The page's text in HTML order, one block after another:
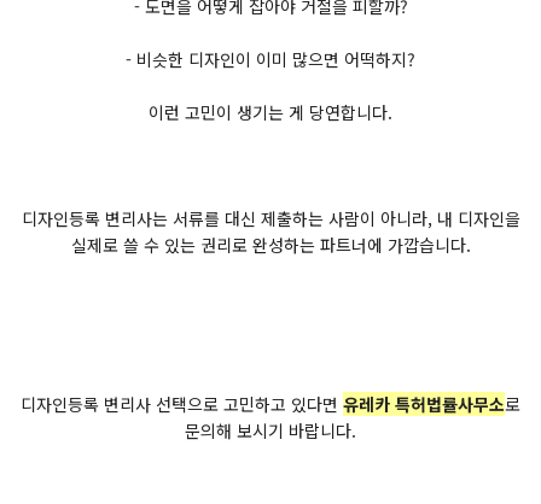
- 도면을 어떻게 잡아야 거절을 피할까?
- 비슷한 디자인이 이미 많으면 어떡하지?
이런 고민이 생기는 게 당연합니다.
디자인등록 변리사는 서류를 대신 제출하는 사람이 아니라, 내 디자인을
실제로 쓸 수 있는 권리로 완성하는 파트너에 가깝습니다.
디자인등록 변리사 선택으로 고민하고 있다면 유레카 특허법률사무소로
문의해 보시기 바랍니다.